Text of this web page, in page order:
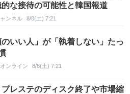
な接待の可能性と韓国報道
ンネル 8/8(土) 7:21
のいい人」が「執着しない」たっ
ンライン 8/8(土) 7:21
プレステのディスク終了や市場縮